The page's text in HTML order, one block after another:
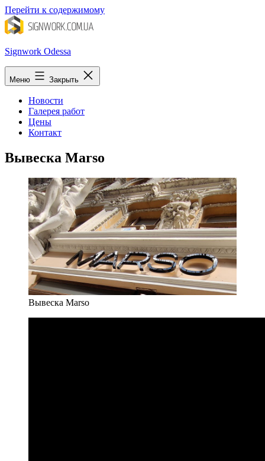
Перейти к содержимому
Signwork Odessa
Меню Закрыть
Новости
Галерея работ
Цены
Контакт
Вывеска Marso
Вывеска Marso